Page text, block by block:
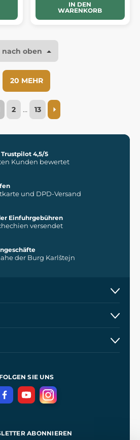
IN DEN
WARENKORB
nach oben
20 MEHR
2 … 13
Trustpilot 4,5/5
Kunden bewertet
und DPD-Versand
Einfuhrgebühren
versendet
der Burg Karlštejn
FOLGEN SIE UNS
ABONNIEREN